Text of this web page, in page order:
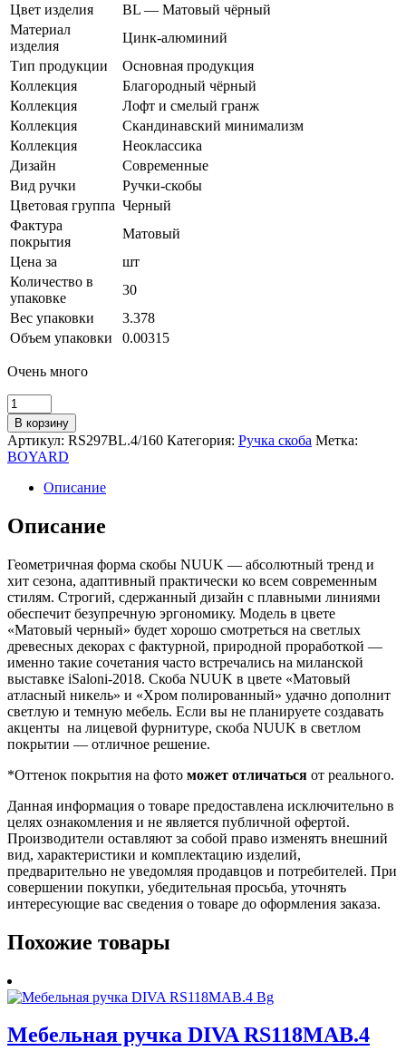
Цвет изделия
BL — Матовый чёрный
Материал
изделия
Цинк-алюминий
Тип продукции
Основная продукция
Коллекция
Благородный чёрный
Коллекция
Лофт и смелый гранж
Коллекция
Скандинавский минимализм
Коллекция
Неоклассика
Дизайн
Современные
Вид ручки
Ручки-скобы
Цветовая группа Черный
Фактура
покрытия
Матовый
Цена за
шт
Количество в
упаковке
30
Вес упаковки
3.378
Объем упаковки
0.00315
Очень много
Количество
товара
Мебельная
ручка
NUUK
RS297BL.4/160
В корзину
Артикул: RS297BL.4/160 Категория: Ручка скоба Метка:
BOYARD
Описание
Описание
Геометричная форма скобы NUUK — абсолютный тренд и
хит сезона, адаптивный практически ко всем современным
стилям. Строгий, сдержанный дизайн с плавными линиями
обеспечит безупречную эргономику. Модель в цвете
«Матовый черный» будет хорошо смотреться на светлых
древесных декорах с фактурной, природной проработкой —
именно такие сочетания часто встречались на миланской
выставке iSaloni-2018. Скоба NUUK в цвете «Матовый
атласный никель» и «Хром полированный» удачно дополнит
светлую и темную мебель. Если вы не планируете создавать
акценты на лицевой фурнитуре, скоба NUUK в светлом
покрытии — отличное решение.
*Оттенок покрытия на фото может отличаться от реального.
Данная информация о товаре предоставлена исключительно в
целях ознакомления и не является публичной офертой.
Производители оставляют за собой право изменять внешний
вид, характеристики и комплектацию изделий,
предварительно не уведомляя продавцов и потребителей. При
совершении покупки, убедительная просьба, уточнять
интересующие вас сведения о товаре до оформления заказа.
Похожие товары
Мебельная ручка DIVA RS118MAB.4